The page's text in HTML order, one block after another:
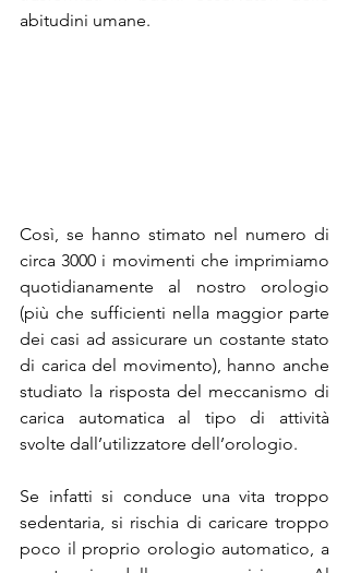
abitudini umane.
Così, se hanno stimato nel numero di
circa 3000 i movimenti che imprimiamo
quotidianamente al nostro orologio
(più che sufficienti nella maggior parte
dei casi ad assicurare un costante stato
di carica del movimento), hanno anche
studiato la risposta del meccanismo di
carica automatica al tipo di attività
svolte dall’utilizzatore dell’orologio.
Se infatti si conduce una vita troppo
sedentaria, si rischia di caricare troppo
poco il proprio orologio automatico, a